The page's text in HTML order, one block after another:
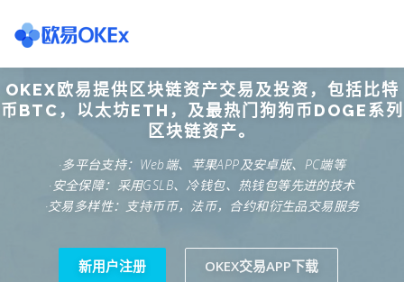
content
欧意交易所 关于欧意OKX 欧意APP下载 欧意注册网
欧意团队 欧意APP资讯 易欧APP下载
OKEX欧易提供区块链资产交易及投资，包括比特
币BTC，以太坊ETH，及最热门狗狗币DOGE系列
区块链资产。
·多平台支持：Web端、苹果APP及安卓版、PC端等
·安全保障：采用GSLB、冷钱包、热钱包等先进的技术
·交易多样性：支持币币，法币，合约和衍生品交易服务
新用户注册 OKEX交易APP下载